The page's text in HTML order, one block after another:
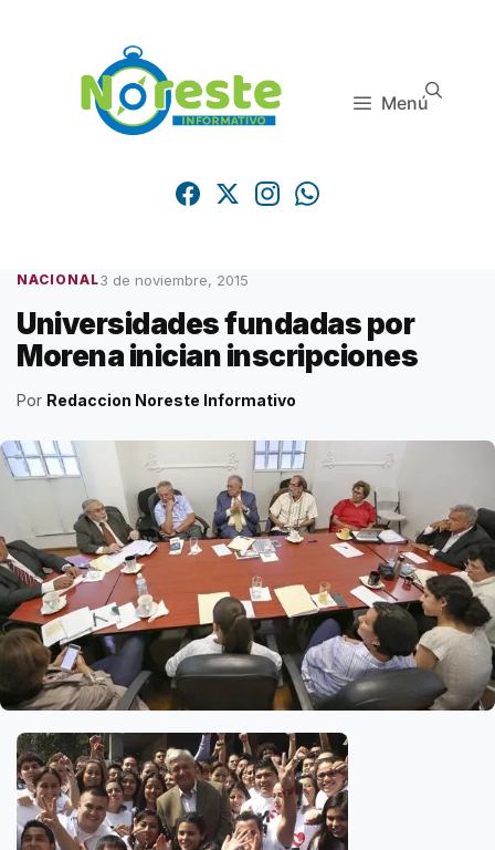
Menú
NACIONAL3 de noviembre, 2015
Universidades fundadas por
Morena inician inscripciones
Por Redaccion Noreste Informativo